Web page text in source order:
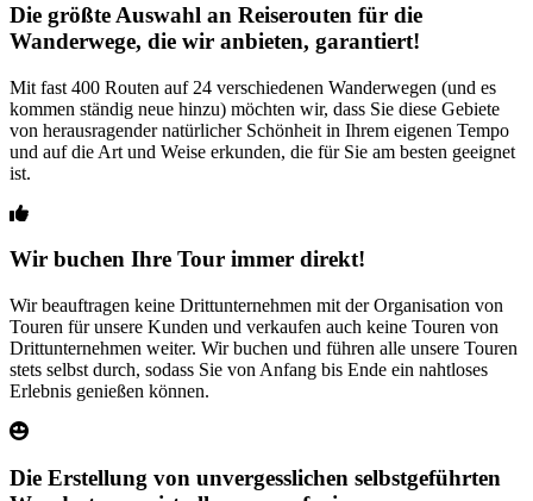
Die größte Auswahl an Reiserouten für die
Wanderwege, die wir anbieten, garantiert!
Mit fast 400 Routen auf 24 verschiedenen Wanderwegen (und es
kommen ständig neue hinzu) möchten wir, dass Sie diese Gebiete
von herausragender natürlicher Schönheit in Ihrem eigenen Tempo
und auf die Art und Weise erkunden, die für Sie am besten geeignet
ist.
Wir buchen Ihre Tour immer direkt!
Wir beauftragen keine Drittunternehmen mit der Organisation von
Touren für unsere Kunden und verkaufen auch keine Touren von
Drittunternehmen weiter. Wir buchen und führen alle unsere Touren
stets selbst durch, sodass Sie von Anfang bis Ende ein nahtloses
Erlebnis genießen können.
Die Erstellung von unvergesslichen selbstgeführten